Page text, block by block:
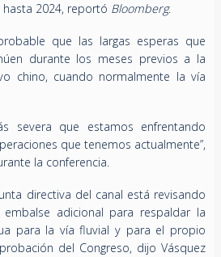
2024, reportó Bloomberg.
que las largas esperas que
durante los meses previos a la
chino, cuando normalmente la vía
severa que estamos enfrentando
que tenemos actualmente”,
la conferencia.
directiva del canal está revisando
adicional para respaldar la
para la vía fluvial y para el propio
del Congreso, dijo Vásquez